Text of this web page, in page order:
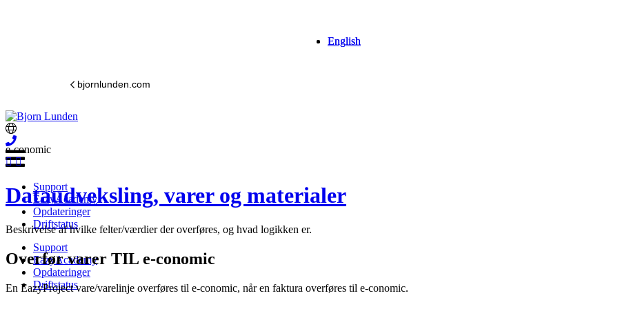
bjornlunden.com
English
Support
EazyAcademy
Opdateringer
Driftstatus
Support
EazyAcademy
Opdateringer
Driftstatus
English
e-conomic
Dataudveksling, varer og materialer
Beskrivelse af hvilke felter/værdier der overføres, og hvad logikken er.
Overfør varer TIL e-conomic
En EazyProject vare/varelinje overføres til e-conomic, når en faktura overføres til e-conomic.